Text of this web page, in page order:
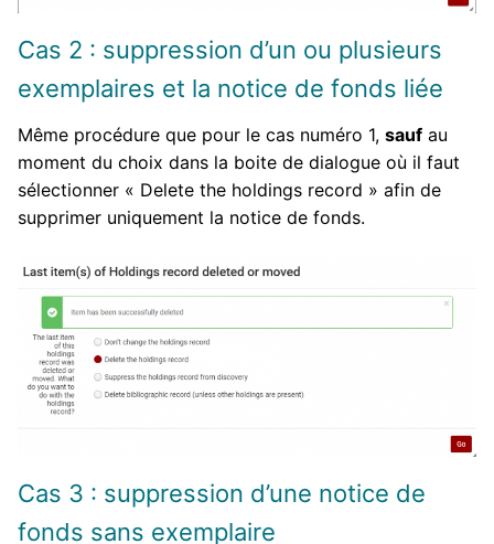
Cas 2 : suppression d’un ou plusieurs
exemplaires et la notice de fonds liée
Même procédure que pour le cas numéro 1, sauf au
moment du choix dans la boite de dialogue où il faut
sélectionner « Delete the holdings record » afin de
supprimer uniquement la notice de fonds.
Cas 3 : suppression d’une notice de
fonds sans exemplaire